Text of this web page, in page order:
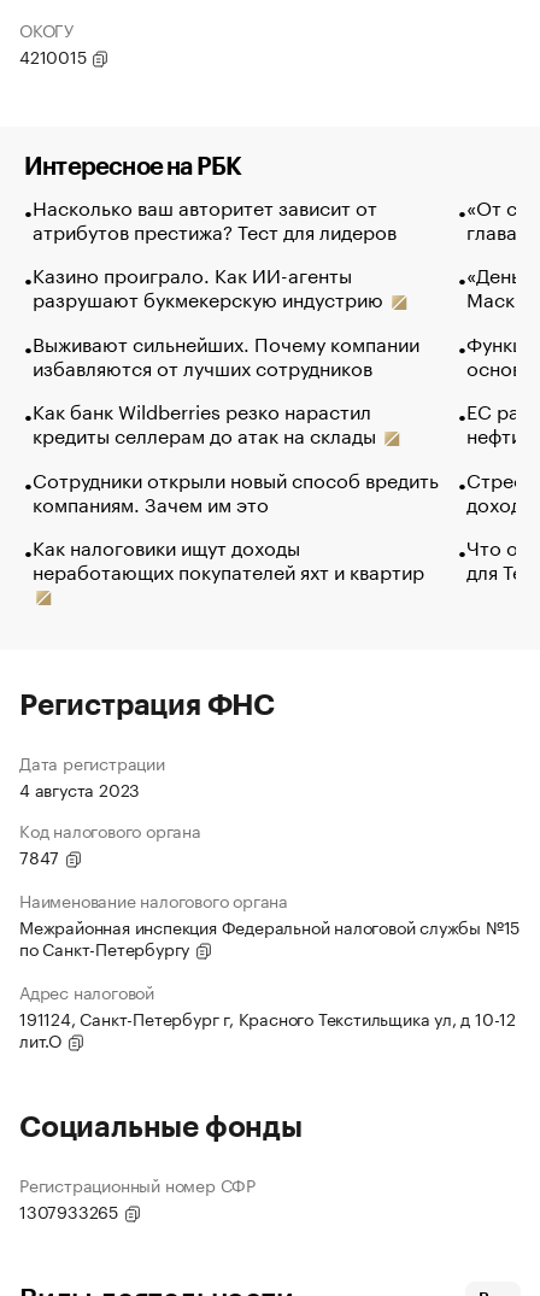
ОКОГУ
4210015
Интересное на РБК
Насколько ваш авторитет зависит от
атрибутов престижа? Тест для лидеров
Казино проиграло. Как ИИ-агенты
разрушают букмекерскую индустрию
Выживают сильнейших. Почему компании
избавляются от лучших сотрудников
Как банк Wildberries резко нарастил
кредиты селлерам до атак на склады
Сотрудники открыли новый способ вредить
компаниям. Зачем им это
Как налоговики ищут доходы
неработающих покупателей яхт и квартир
«От
глава
Маск в
основ
ЕС
нефти
Что
для
Регистрация ФНС
Дата регистрации
4 августа 2023
Код налогового органа
7847
Наименование налогового органа
Межрайонная инспекция Федеральной налоговой службы №15
по Санкт-Петербургу
Адрес налоговой
191124, Санкт-Петербург г, Красного Текстильщика ул, д 10-12
лит.О
Социальные фонды
Регистрационный номер СФР
1307933265